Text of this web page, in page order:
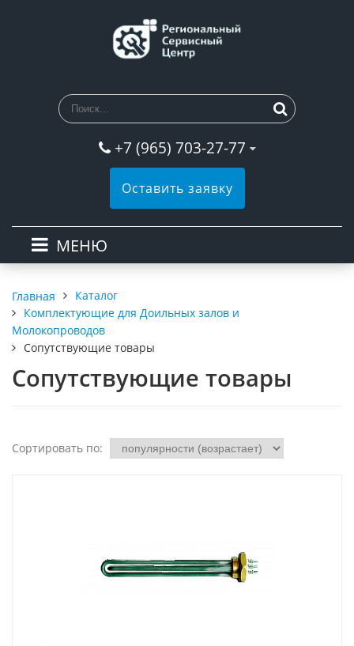
+7 (965) 703-27-77
Оставить заявку
МЕНЮ
Главная
Каталог
Комплектующие для Доильных залов и
Молокопроводов
Сопутствующие товары
Сопутствующие товары
Сортировать по: